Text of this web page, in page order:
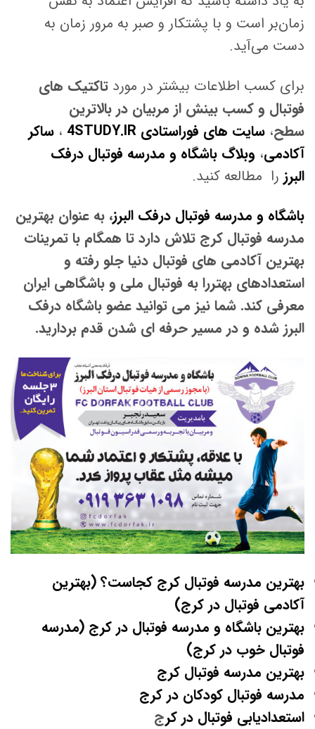
زمان‌بر است و با پشتکار و صبر به مرور زمان به
دست می‌آید.
برای کسب اطلاعات بیشتر در موردتاکتیک های
فوتبال و کسب بینش از مربیان در بالاترین
سطح،سایت های فوراستادی 4STUDY.IR ،ساکر
آکادمی، وبلاگ باشگاه و مدرسه فوتبال درفک
البرز را مطالعه کنید.
باشگاه و مدرسه فوتبال درفک البرز، به عنوان بهترین
مدرسه فوتبال کرج تلاش دارد تا همگام با تمرینات
بهترین آکادمی های فوتبال دنیا جلو رفته و
استعدادهای بهتررا به فوتبال ملی و باشگاهی ایران
معرفی کند. شما نیز می توانید عضو باشگاه درفک
البرز شده و در مسیر حرفه ای شدن قدم بردارید.
بهترین مدرسه فوتبال کرج کجاست؟ (بهترین
آکادمی فوتبال در کرج)
بهترین باشگاه و مدرسه فوتبال در کرج (مدرسه
فوتبال خوب در کرج)
بهترین مدرسه فوتبال کرج
مدرسه فوتبال کودکان در کرج
استعدادیابی فوتبال در کرج